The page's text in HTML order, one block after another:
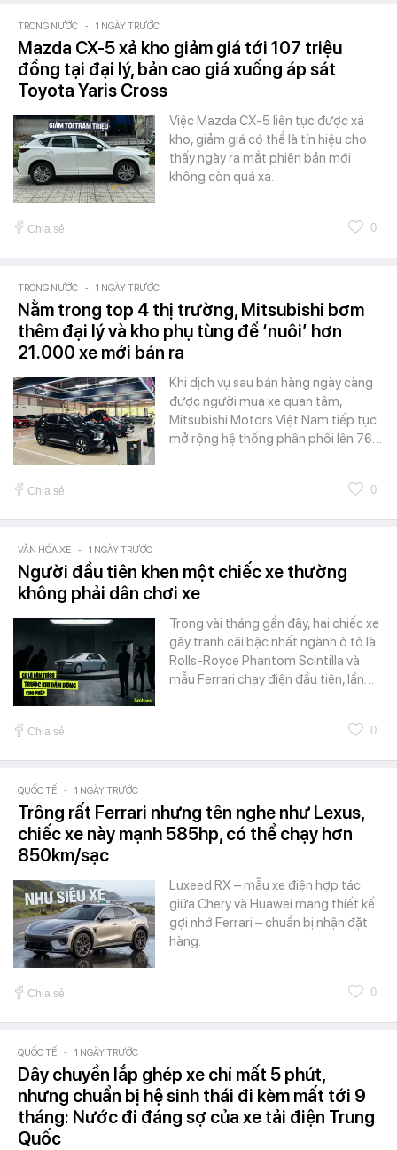
TRONG NƯỚC - 1 NGÀY TRƯỚC
Mazda CX-5 xả kho giảm giá tới 107 triệu
đồng tại đại lý, bản cao giá xuống áp sát
Toyota Yaris Cross
Việc Mazda CX-5 liên tục được xả
kho, giảm giá có thể là tín hiệu cho
thấy ngày ra mắt phiên bản mới
không còn quá xa.
Chia sẻ 0
TRONG NƯỚC - 1 NGÀY TRƯỚC
Nằm trong top 4 thị trường, Mitsubishi bơm
thêm đại lý và kho phụ tùng để ‘nuôi’ hơn
21.000 xe mới bán ra
Khi dịch vụ sau bán hàng ngày càng
được người mua xe quan tâm,
Mitsubishi Motors Việt Nam tiếp tục
mở rộng hệ thống phân phối lên 76…
Chia sẻ 0
VĂN HÓA XE - 1 NGÀY TRƯỚC
Người đầu tiên khen một chiếc xe thường
không phải dân chơi xe
Trong vài tháng gần đây, hai chiếc xe
gây tranh cãi bậc nhất ngành ô tô là
Rolls-Royce Phantom Scintilla và
mẫu Ferrari chạy điện đầu tiên, lần…
Chia sẻ 0
QUỐC TẾ - 1 NGÀY TRƯỚC
Trông rất Ferrari nhưng tên nghe như Lexus,
chiếc xe này mạnh 585hp, có thể chạy hơn
850km/sạc
Luxeed RX – mẫu xe điện hợp tác
giữa Chery và Huawei mang thiết kế
gợi nhớ Ferrari – chuẩn bị nhận đặt
hàng.
Chia sẻ 0
QUỐC TẾ - 1 NGÀY TRƯỚC
Dây chuyền lắp ghép xe chỉ mất 5 phút,
nhưng chuẩn bị hệ sinh thái đi kèm mất tới 9
tháng: Nước đi đáng sợ của xe tải điện Trung
Quốc